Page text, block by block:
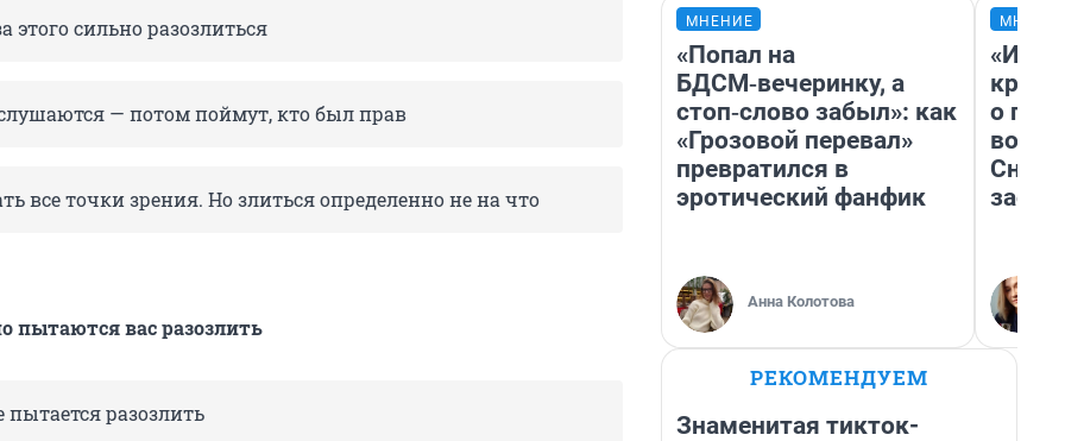
этого сильно разозлиться
— потом поймут, кто был прав
все точки зрения. Но злиться определенно не на что
пытаются вас разозлить
разозлить
МНЕНИЕ
«Попал на
БДСМ‑вечеринку, а
стоп‑слово забыл»: как
«Грозовой перевал»
превратился в
эротический фанфик
Анна Колотова
«И
о
РЕКОМЕНДУЕМ
Знаменитая тикток-